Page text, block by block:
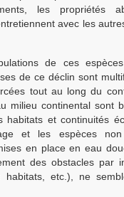
les propriétés
avec les
de ces espèces
de ce déclin sont
tout au long du
milieu continental sont
et continuités
et les espèces
en place en eau
des obstacles par
habitats, etc.), ne